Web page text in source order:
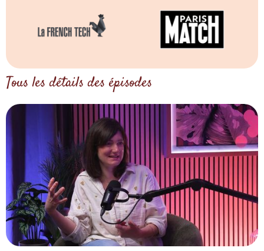
Tous les détails des épisodes